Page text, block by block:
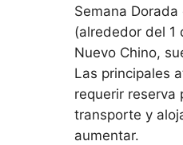
Semana
(alrededor del 1
Nuevo Chino,
Las principales
requerir reserva
transporte y
aumentar.